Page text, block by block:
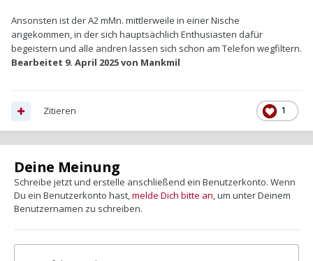
Ansonsten ist der A2 mMn. mittlerweile in einer Nische
angekommen, in der sich hauptsächlich Enthusiasten dafür
begeistern und alle andren lassen sich schon am Telefon wegfiltern.
Bearbeitet 9. April 2025von Mankmil
1
Zitieren
Deine Meinung
Schreibe jetzt und erstelle anschließend ein Benutzerkonto. Wenn
Du ein Benutzerkonto hast,melde Dich bitte an, um unter Deinem
Benutzernamen zu schreiben.